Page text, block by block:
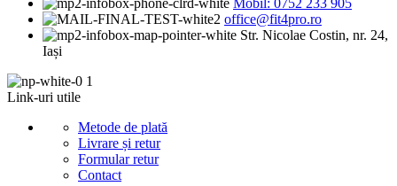
Mobil: 0752 233 905
office@fit4pro.ro
Str. Nicolae Costin, nr. 24,
Iași
Link-uri utile
Metode de plată
Livrare și retur
Formular retur
Contact